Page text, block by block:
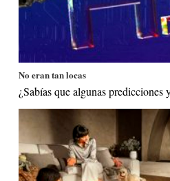
No eran tan locas
¿Sabías que algunas predicciones